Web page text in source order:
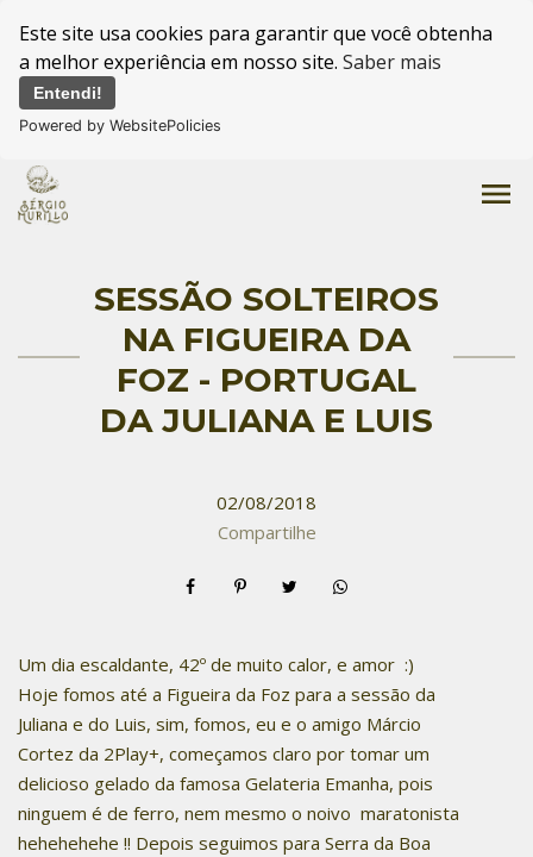
Este site usa cookies para garantir que você obtenha
a melhor experiência em nosso site. Saber mais
Entendi!
Powered by WebsitePolicies
menu
SESSÃO SOLTEIROS
NA FIGUEIRA DA
FOZ - PORTUGAL
DA JULIANA E LUIS
02/08/2018
Compartilhe
Um dia escaldante, 42º de muito calor, e amor :)
Hoje fomos até a Figueira da Foz para a sessão da
Juliana e do Luis, sim, fomos, eu e o amigo Márcio
Cortez da 2Play+, começamos claro por tomar um
delicioso gelado da famosa Gelateria Emanha, pois
ninguem é de ferro, nem mesmo o noivo maratonista
hehehehehe !! Depois seguimos para Serra da Boa